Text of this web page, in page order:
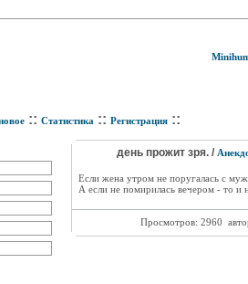
:: Статистика :: Регистрация ::
день прожит зря. /
Если жена утром не поругалась с
А если не помирилась вечером - то и
Просмотров: 2960